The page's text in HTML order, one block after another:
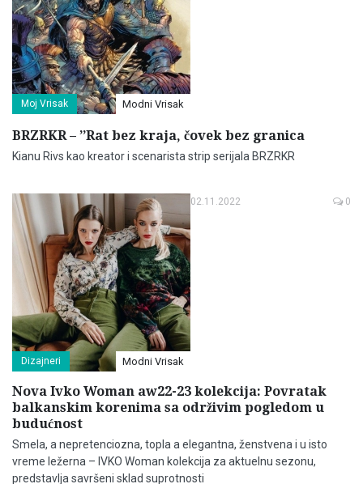
Moj Vrisak Modni Vrisak
BRZRKR – ’’Rat bez kraja, čovek bez granica
Kianu Rivs kao kreator i scenarista strip serijala BRZRKR
Dizajneri Modni Vrisak
02.11.2022 0
Nova Ivko Woman aw22-23 kolekcija: Povratak
balkanskim korenima sa održivim pogledom u
budućnost
Smela, a nepretenciozna, topla a elegantna, ženstvena i u isto
vreme ležerna – IVKO Woman kolekcija za aktuelnu sezonu,
predstavlja savršeni sklad suprotnosti